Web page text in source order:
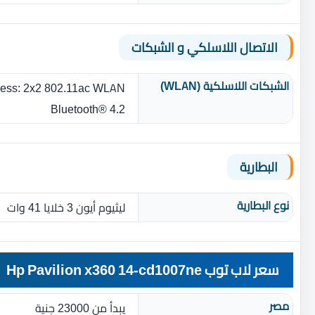
الاتصال اللاسلكي و الشبكات
الشبكات اللاسلكية (WLAN)
2x2 802.11ac WLAN
Bluetooth® 4.2
البطارية
نوع البطارية‏ ليثيوم أيون 3 خلايا 41 وات
سعر لاب توب Hp Pavilion x360 14-cd1007ne
مصر يبدأ من 23000 جنية